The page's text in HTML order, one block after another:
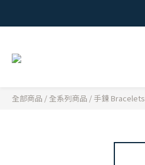
全部商品 / 全系列商品 /手鍊 Bracelets